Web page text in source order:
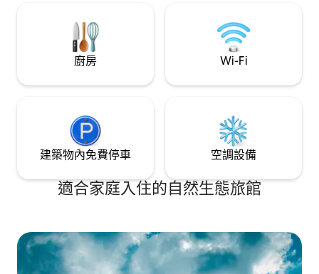
廚房 Wi-Fi
建築物內免費停車 空調設備
適合家庭入住的自然生態旅館